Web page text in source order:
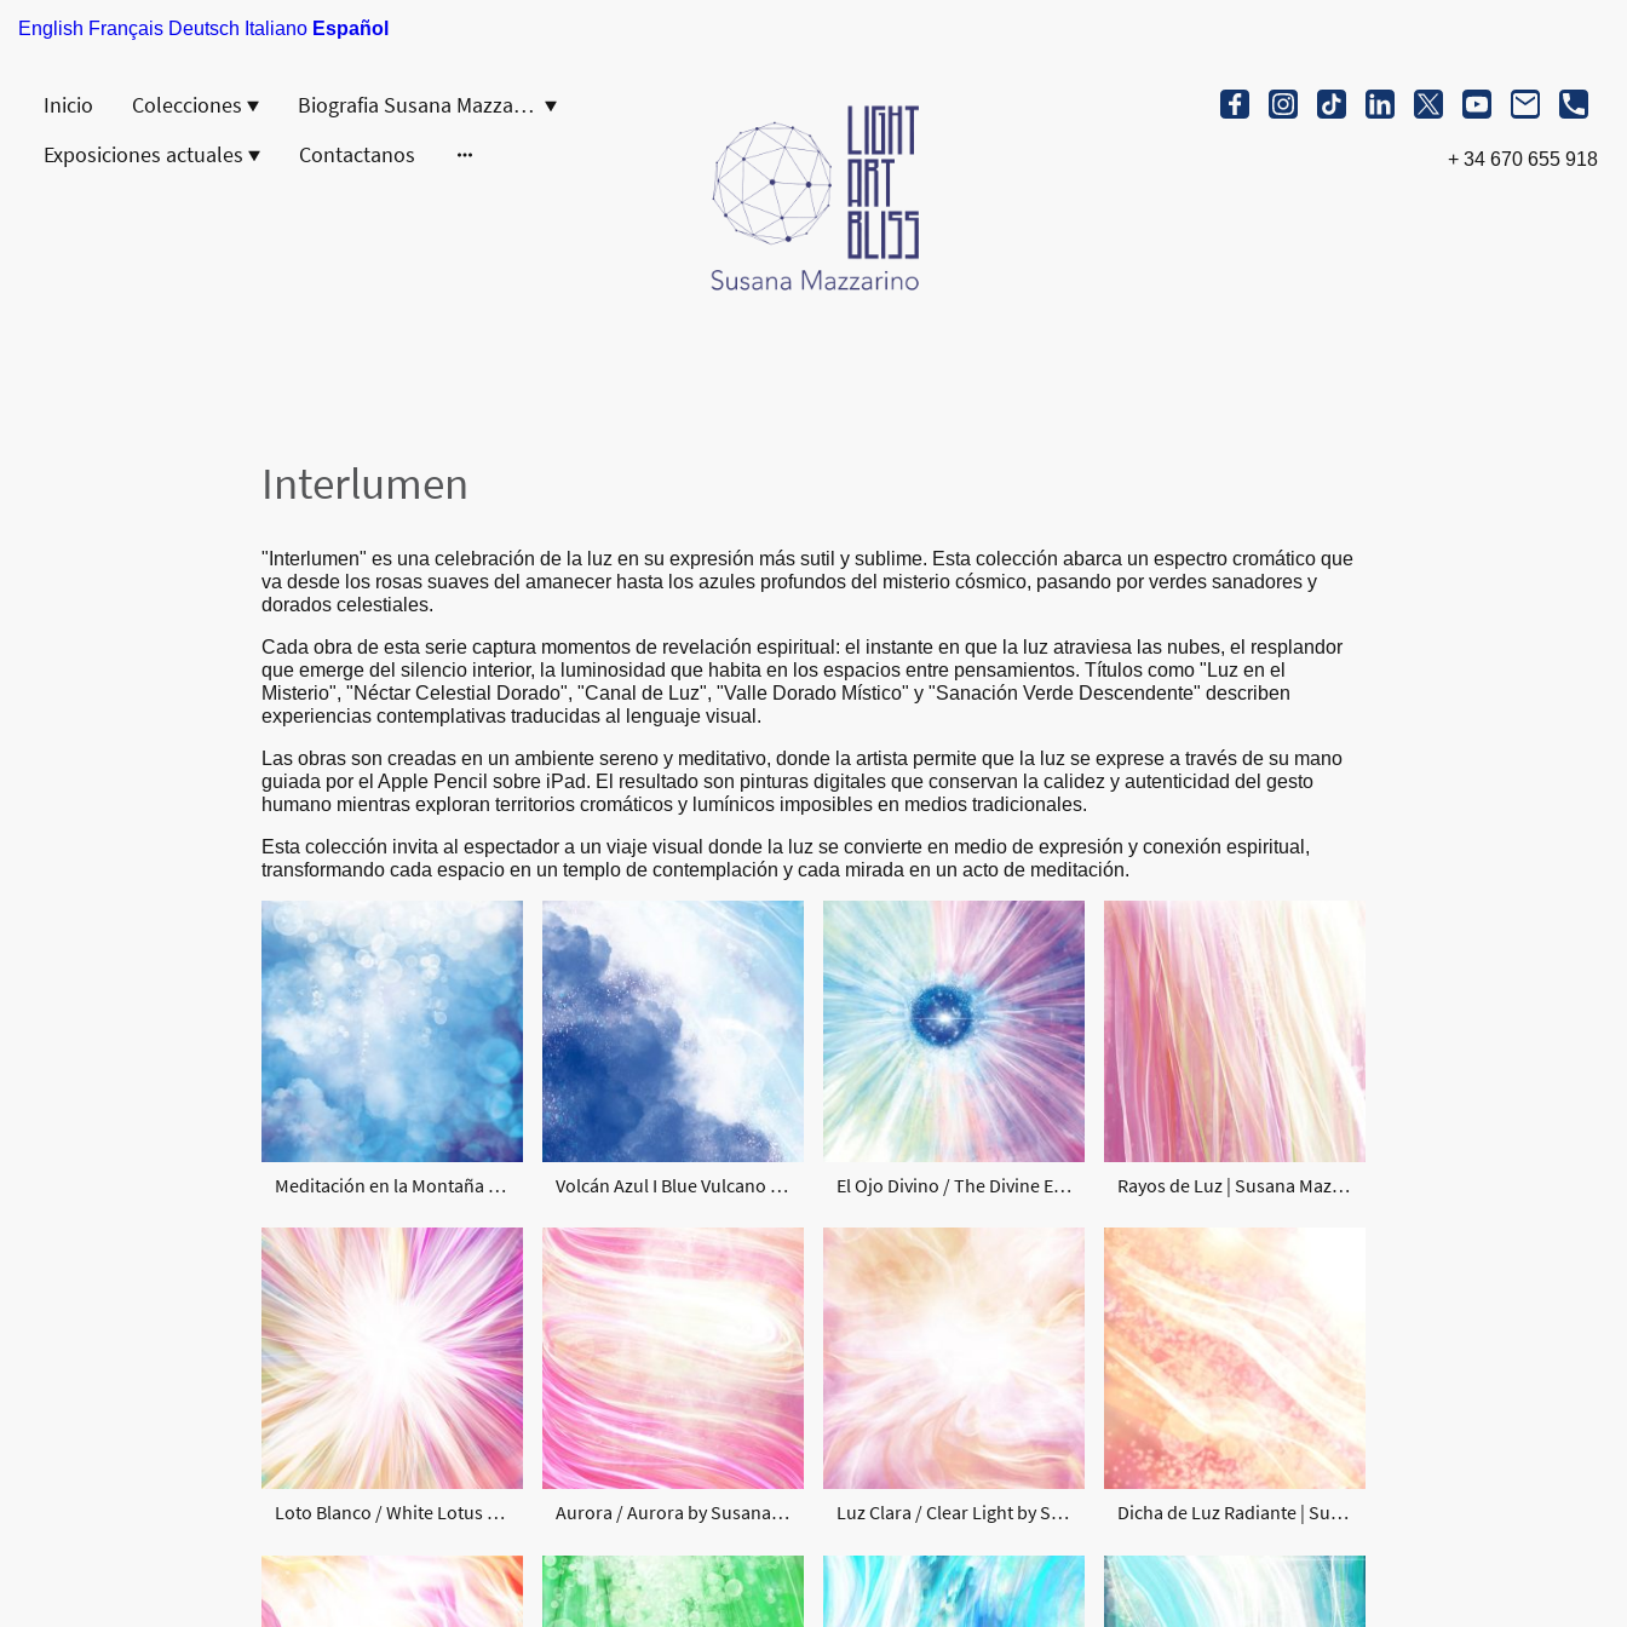
Inicio Colecciones
Biografia Susana Mazzarino
Exposiciones actuales
Contactanos + 34 670 655 918
Interlumen
"Interlumen" es una celebración de la luz en su expresión más sutil y sublime. Esta colección abarca un espectro cromático que
va desde los rosas suaves del amanecer hasta los azules profundos del misterio cósmico, pasando por verdes sanadores y
dorados celestiales.
Cada obra de esta serie captura momentos de revelación espiritual: el instante en que la luz atraviesa las nubes, el resplandor
que emerge del silencio interior, la luminosidad que habita en los espacios entre pensamientos. Títulos como "Luz en el
Misterio", "Néctar Celestial Dorado", "Canal de Luz", "Valle Dorado Místico" y "Sanación Verde Descendente" describen
experiencias contemplativas traducidas al lenguaje visual.
Las obras son creadas en un ambiente sereno y meditativo, donde la artista permite que la luz se exprese a través de su mano
guiada por el Apple Pencil sobre iPad. El resultado son pinturas digitales que conservan la calidez y autenticidad del gesto
humano mientras exploran territorios cromáticos y lumínicos imposibles en medios tradicionales.
Esta colección invita al espectador a un viaje visual donde la luz se convierte en medio de expresión y conexión espiritual,
transformando cada espacio en un templo de contemplación y cada mirada en un acto de meditación.
Meditación en la Montaña / Meditation in the Mountain by Susana Mazzarino Volcán Azul I Blue Vulcano by Susana Mazzarino El Ojo Divino / The Divine Eye by Susana Mazzarino Rayos de Luz | Susana Mazzarino Arte de Luz
Loto Blanco / White Lotus by Susana Mazzarino Aurora / Aurora by Susana Mazzarino Luz Clara / Clear Light by Susana Mazzarino Dicha de Luz Radiante | Susana Mazzarino Arte de Felicidad
English Français Deutsch Italiano Español